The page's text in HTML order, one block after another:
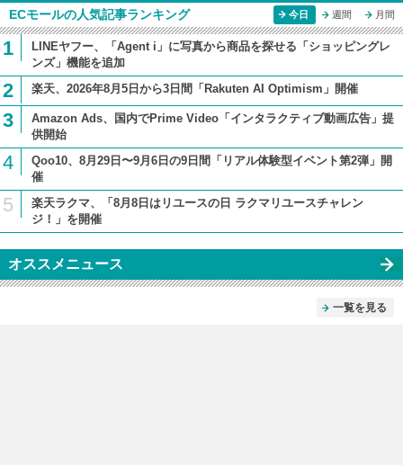
ECモールの人気記事ランキング 今日 週間 月間
1
LINEヤフー、「Agent i」に写真から商品を探せる「ショッピングレ
ンズ」機能を追加
2 楽天、2026年8月5日から3日間「Rakuten AI Optimism」開催
3
Amazon Ads、国内でPrime Video「インタラクティブ動画広告」提
供開始
4
Qoo10、8月29日〜9月6日の9日間「リアル体験型イベント第2弾」開
催
5
楽天ラクマ、「8月8日はリユースの日 ラクマリユースチャレン
ジ！」を開催
オススメニュース
一覧を見る